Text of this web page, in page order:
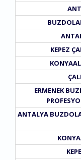
KEPEZ
ERMENEK
ANTALYA